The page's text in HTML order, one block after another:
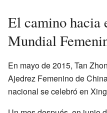
El camino hacia
Mundial
En mayo de 2015, Tan
Ajedrez Femenino de
nacional se celebró en